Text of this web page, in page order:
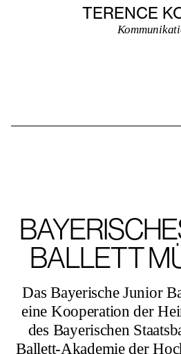
TERENCE
BALLETT
Das Bayerische Junior
eine Kooperation der
des Bayerischen
Ballett-Akademie der